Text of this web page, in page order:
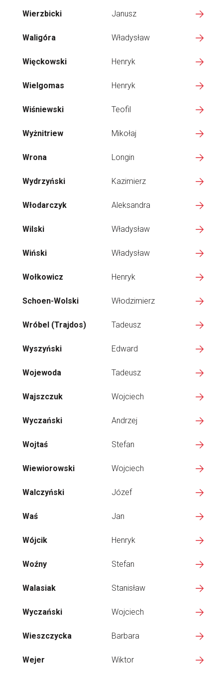
Wierzbicki Janusz
Waligóra Władysław
Więckowski Henryk
Wielgomas Henryk
Wiśniewski Teofil
Wyżnitriew Mikołaj
Wrona Longin
Wydrzyński Kazimierz
Włodarczyk Aleksandra
Wilski Władysław
Wiński Władysław
Wołkowicz Henryk
Schoen-Wolski Włodzimierz
Wróbel (Trajdos) Tadeusz
Wyszyński Edward
Wojewoda Tadeusz
Wajszczuk Wojciech
Wyczański Andrzej
Wojtaś Stefan
Wiewiorowski Wojciech
Walczyński Józef
Waś Jan
Wójcik Henryk
Woźny Stefan
Walasiak Stanisław
Wyczański Wojciech
Wieszczycka Barbara
Wejer Wiktor